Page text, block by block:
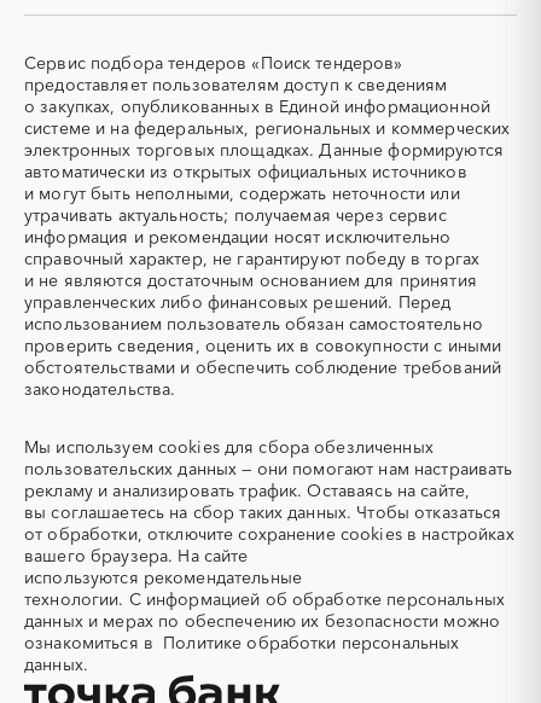
СКУД
СОЖ (смазочно-
ТЭН
(Теплоэлектронагреватель)
УДС (установки
депарафинизации скважин)
УКПГ
ЯТЭК
Аварийные работы
Авиаперевозка
Авиационные работы
Авиационные работы
вертолетами
Автобус
Автовозы
Автогрейдер
Автозапчасти
Автоматизация
Автомобили
Автомобильные весы
Авторский надзор
Автотранспорт
Автоцистерны пожарные
Адсорбенты
Акварель
Аквариумы
Аккумуляторы
Алкогольная продукция
Алмазное бурение
Алмазная резка
Алюминиевые
конструкции
Алюминий
Аммоний
Ангар
Антенны
Антискалант
Краснодарский край
Красноярский край
Крым
Курганская область
Курская область
Ленинградская область
Липецкая область
Магаданская область
Марий Эл
Мордовия
Московская область
Мурманская область
Ненецкий AО
Нижегородская область
Новгородская область
Новосибирская область
Омская область
Оренбургская область
Орловская область
Пензенская область
Пермский край
Приморский край
Рязанская область
Самарская область
Саратовская область
Сахалинская область
Свердловская область
Северная Осетия - Алания
Смоленская область
Ставропольский край
Тамбовская область
Татарстан
Тверская область
Томская область
Тульская область
Тыва
Тюменская область
Сервис подбора тендеров «Поиск тендеров»
предоставляет пользователям доступ к сведениям
о закупках, опубликованных в Единой информационной
системе и на федеральных, региональных и коммерческих
электронных торговых площадках. Данные формируются
автоматически из открытых официальных источников
и могут быть неполными, содержать неточности или
утрачивать актуальность; получаемая через сервис
информация и рекомендации носят исключительно
справочный характер, не гарантируют победу в торгах
и не являются достаточным основанием для принятия
управленческих либо финансовых решений. Перед
использованием пользователь обязан самостоятельно
проверить сведения, оценить их в совокупности с иными
обстоятельствами и обеспечить соблюдение требований
законодательства.
Мы используем cookies для сбора обезличенных
пользовательских данных — они помогают нам настраивать
рекламу и анализировать трафик. Оставаясь на сайте,
вы соглашаетесь на сбор таких данных. Чтобы отказаться
от обработки, отключите сохранение cookies в настройках
вашего браузера. На сайте
используются рекомендательные
технологии. С информацией об обработке персональных
данных и мерах по обеспечению их безопасности можно
ознакомиться в Политике обработки персональных
данных.